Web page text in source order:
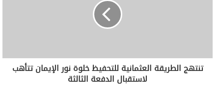
تنتهج الطريقة العثمانية للتحفيظ خلوة نور الإيمان تتأهب
لاستقبال الدفعة الثالثة